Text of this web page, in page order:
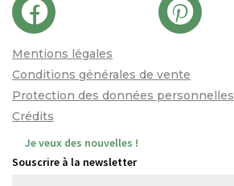
Mentions légales
Conditions générales de vente
Protection des données personnelles
Crédits
Je veux des nouvelles !
Souscrire à la newsletter